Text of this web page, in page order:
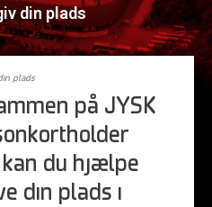
din plads
plads
på JYSK
du hjælpe
din plads i